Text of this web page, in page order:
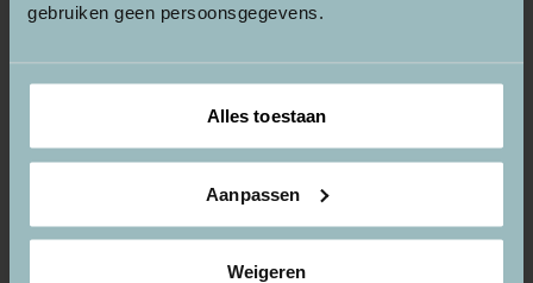
gebruiken geen persoonsgegevens.
Alles toestaan
Aanpassen
Weigeren